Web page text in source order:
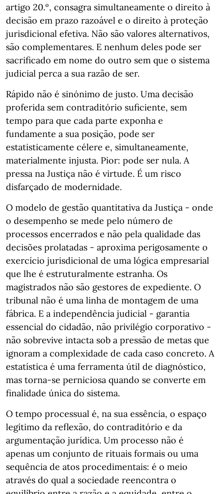
artigo 20.º, consagra simultaneamente o direito à
decisão em prazo razoável e o direito à proteção
jurisdicional efetiva. Não são valores alternativos,
são complementares. E nenhum deles pode ser
sacrificado em nome do outro sem que o sistema
judicial perca a sua razão de ser.
Rápido não é sinónimo de justo. Uma decisão
proferida sem contraditório suficiente, sem
tempo para que cada parte exponha e
fundamente a sua posição, pode ser
estatisticamente célere e, simultaneamente,
materialmente injusta. Pior: pode ser nula. A
pressa na Justiça não é virtude. É um risco
disfarçado de modernidade.
O modelo de gestão quantitativa da Justiça - onde
o desempenho se mede pelo número de
processos encerrados e não pela qualidade das
decisões prolatadas - aproxima perigosamente o
exercício jurisdicional de uma lógica empresarial
que lhe é estruturalmente estranha. Os
magistrados não são gestores de expediente. O
tribunal não é uma linha de montagem de uma
fábrica. E a independência judicial - garantia
essencial do cidadão, não privilégio corporativo -
não sobrevive intacta sob a pressão de metas que
ignoram a complexidade de cada caso concreto. A
estatística é uma ferramenta útil de diagnóstico,
mas torna-se perniciosa quando se converte em
finalidade única do sistema.
O tempo processual é, na sua essência, o espaço
legítimo da reflexão, do contraditório e da
argumentação jurídica. Um processo não é
apenas um conjunto de rituais formais ou uma
sequência de atos procedimentais: é o meio
através do qual a sociedade reencontra o